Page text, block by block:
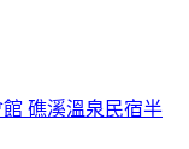
礁溪溫泉民宿半